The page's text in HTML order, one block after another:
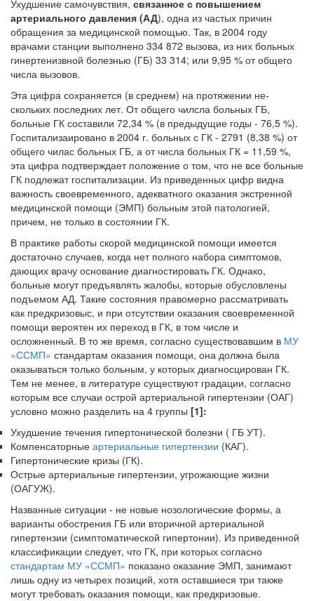
Ухудшение самочувствия, связанное с повышением
артериального давления (АД), одна из частых причин
обращения за медицинской помощью. Так, в 2004 году
врачами станции выполнено 334 872 вызова, из них больных
гинертенизвной болезнью (ГБ) 33 314; или 9,95 % от обще­го
числа вызовов.
Эта цифра сохраняется (в среднем) на протяжении не­
скольких последних лет. От общего чилсла больных ГБ,
больные ГК со­ставили 72,34 % (в предыдущие годы - 76,5 %).
Госпитализаировано в 2004 г. больных с ГК - 2791 (8,38 %) от
общего чилас больных ГБ, а от числа больных ГК = 11,59 %,
эта цифра подтверждает положение о том, что не все больные
ГК подлежат госпитализации. Из приведенных цифр видна
важность своевременного, адекватного оказания экстренной
медицинской по­мощи (ЭМП) больным этой патологией,
причем, не только в состоянии ГК.
В практике работы скорой медицинской помощи имеется
доста­точно случаев, когда нет полного набора симптомов,
дающих врачу основание диагностировать ГК. Однако,
больные могут предъявлять жалобы, которые обусловлены
подъемом АД. Такие состояния пра­вомерно рассматривать
как предкризовыс, и при отсутствии оказа­ния своевременной
помощи вероятен их переход в ГК, в том числе и
осложненный. В то же время, согласно существовавшим в МУ
«ССМП» стандартам оказания помощи, она должна была
оказываться только больным, у которых диагносцирован ГК.
Тем не менее, в ли­тературе существуют градации, согласно
которым все случаи ост­рой артериальной гипертензии (ОАГ)
условно можно разделить на 4 группы [1]:
Ухудшение течения гипертонической болезни ( ГБ УТ).
Компенсаторные артериальные гипертензии (КАГ).
Гипертонические кризы (ГК).
Острые артериальные гипертензии, угрожающие жизни
(ОАГУЖ).
Названные ситуации - не новые нозологические формы, а
варианты обострения ГБ или вторичной артериальной
гипертензии (симптома­тической гипертонии). Из приведенной
классификации следует, что ГК, при которых согласно
стандартам МУ «ССМП» показано оказание ЭМП, занимают
лишь одну из четырех позиций, хотя оставшиеся три также
могут требовать оказания помощи, как предкризовые.